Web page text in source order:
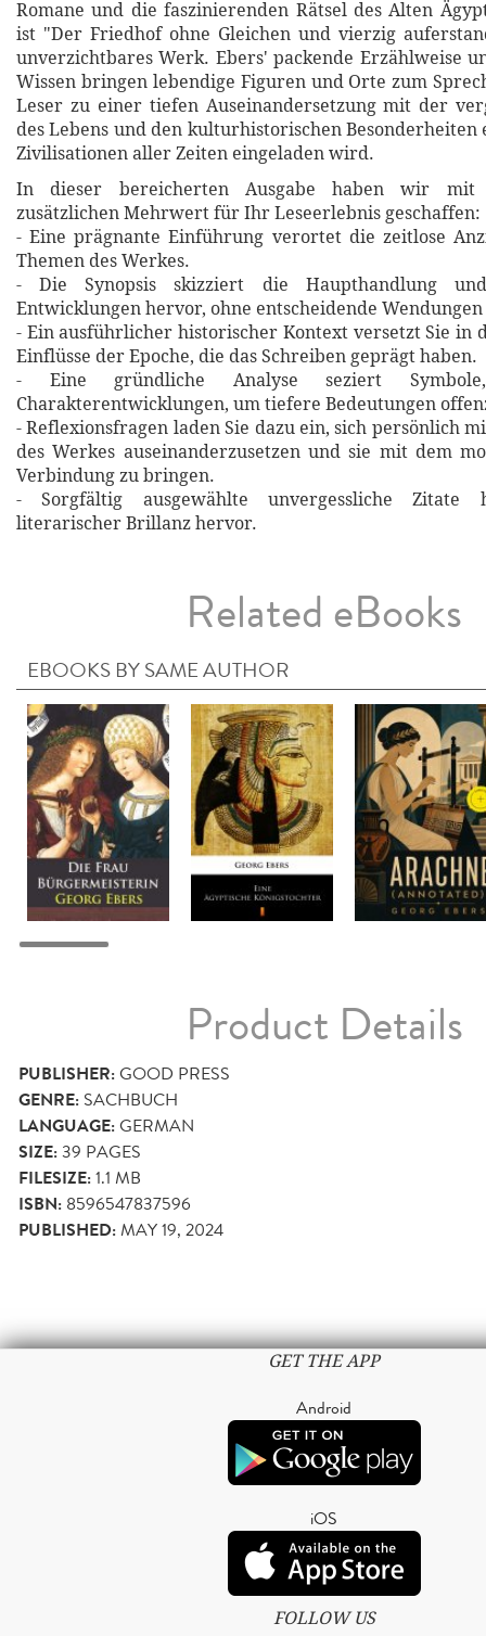
Romane und die faszinierenden Rätsel des Alten
ist "Der Friedhof ohne Gleichen und vierzig
unverzichtbares Werk. Ebers' packende Erzählweise
Wissen bringen lebendige Figuren und Orte zum
Leser zu einer tiefen Auseinandersetzung mit der
des Lebens und den kulturhistorischen
Zivilisationen aller Zeiten eingeladen wird.
In dieser bereicherten Ausgabe haben wir mit
zusätzlichen Mehrwert für Ihr Leseerlebnis geschaffen:
- Eine prägnante Einführung verortet die zeitlose
Themen des Werkes.
- Die Synopsis skizziert die Haupthandlung
Entwicklungen hervor, ohne entscheidende
- Ein ausführlicher historischer Kontext versetzt Sie in
Einflüsse der Epoche, die das Schreiben geprägt haben.
- Eine gründliche Analyse seziert
Charakterentwicklungen, um tiefere Bedeutungen
- Reflexionsfragen laden Sie dazu ein, sich persönlich
des Werkes auseinanderzusetzen und sie mit dem
Verbindung zu bringen.
- Sorgfältig ausgewählte unvergessliche Zitate
literarischer Brillanz hervor.
Related eBooks
EBOOKS BY SAME AUTHOR
Product Details
PUBLISHER:GOOD PRESS
GENRE: SACHBUCH
LANGUAGE:GERMAN
SIZE:39 PAGES
FILESIZE:1.1 MB
ISBN: 8596547837596
PUBLISHED:MAY 19, 2024
GET THE APP
Android
iOS
FOLLOW US